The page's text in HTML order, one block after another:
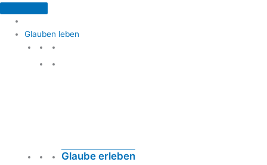
Glauben leben
Glaube erleben